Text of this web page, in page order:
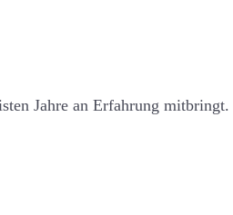
Jahre an Erfahrung mitbringt.